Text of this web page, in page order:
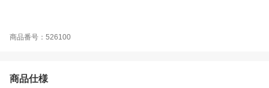
商品番号：526100
商品仕様